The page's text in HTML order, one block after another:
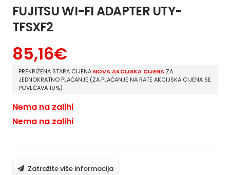
FUJITSU WI-FI ADAPTER UTY-
TFSXF2
85,16€
PREKRIŽENA STARA CIJENA NOVA AKCIJSKA CIJENA ZA
JEDNOKRATNO PLAĆANJE (ZA PLAĆANJE NA RATE AKCIJSKA CIJENA SE
POVEĆAVA 10%)
Nema na zalihi
Nema na zalihi
Zatražite više informacija